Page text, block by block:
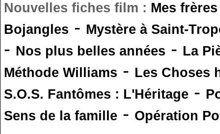
Nouvelles fiches film : Mes
Bojangles - Mystère à Saint-
- Nos plus belles années - La
Méthode Williams - Les Choses
S.O.S. Fantômes : L'Héritage -
Sens de la famille - Opération